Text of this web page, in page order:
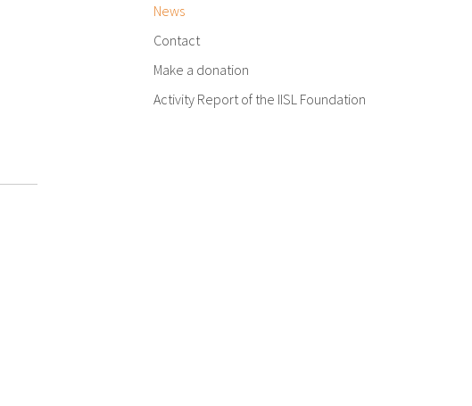
News
Contact
Make a donation
Activity Report of the IISL Foundation